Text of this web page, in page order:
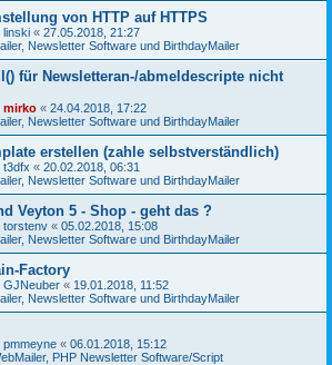
von HTTP auf HTTPS
linski « 27.05.2018, 21:27
Newsletter Software und BirthdayMailer
für Newsletteran-/abmeldescripte nicht
mirko « 24.04.2018, 17:22
Newsletter Software und BirthdayMailer
erstellen (zahle selbstverständlich)
t3dfx « 20.02.2018, 06:31
Newsletter Software und BirthdayMailer
Veyton 5 - Shop - geht das ?
torstenv « 05.02.2018, 15:08
Newsletter Software und BirthdayMailer
Factory
GJNeuber « 19.01.2018, 11:52
Newsletter Software und BirthdayMailer
pmmeyne « 06.01.2018, 15:12
PHP Newsletter Software/Script